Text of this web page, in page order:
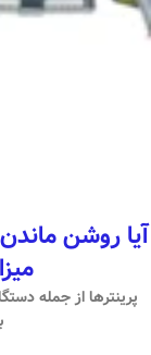
آیا روشن
پرینترها از جمله